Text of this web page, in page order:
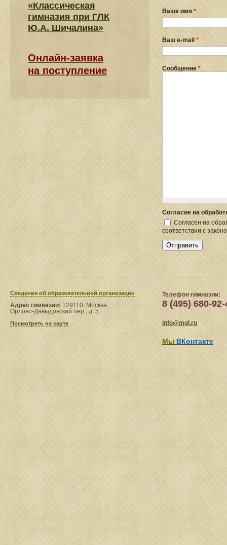
Ваше имя *
Ваш e-mail *
Сообщение *
Согласие на
Согласен на
соответствии с
«Классическая
гимназия при ГЛК
Ю.А. Шичалина»
Онлайн-заявка
на поступление
Сведения​ об образовательной организации
Адрес гимназии: 129110, Москва,
Орлово-Давыдовский пер., д. 5.
Посмотреть на карте
Телефон гимназии:
8 (495) 680-92-
info@mgl.ru
Мы ВКонтакте